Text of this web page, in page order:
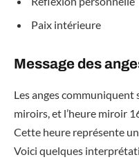
Paix intérieure
Message des
Les anges
miroirs, et l’heure miroir
Cette heure représente un
Voici quelques